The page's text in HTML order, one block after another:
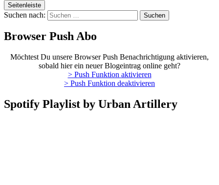
Seitenleiste
Suchen nach:
Browser Push Abo
Möchtest Du unsere Browser Push Benachrichtigung aktivieren,
sobald hier ein neuer Blogeintrag online geht?
> Push Funktion aktivieren
> Push Funktion deaktivieren
Spotify Playlist by Urban Artillery